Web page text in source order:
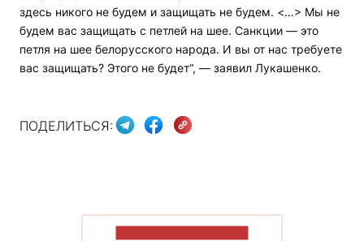
здесь никого не будем и защищать не будем. <…> Мы не
будем вас защищать с петлей на шее. Санкции — это
петля на шее белорусского народа. И вы от нас требуете
вас защищать? Этого не будет“, — заявил Лукашенко.
ПОДЕЛИТЬСЯ: